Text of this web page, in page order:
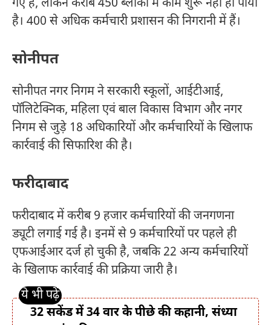
गए हैं, लेकिन करीब 450 ब्लॉकों में काम शुरू नहीं हो पाया
है। 400 से अधिक कर्मचारी प्रशासन की निगरानी में हैं।
सोनीपत
सोनीपत नगर निगम ने सरकारी स्कूलों, आईटीआई,
पॉलिटेक्निक, महिला एवं बाल विकास विभाग और नगर
निगम से जुड़े 18 अधिकारियों और कर्मचारियों के खिलाफ
कार्रवाई की सिफारिश की है।
फरीदाबाद
फरीदाबाद में करीब 9 हजार कर्मचारियों की जनगणना
ड्यूटी लगाई गई है। इनमें से 9 कर्मचारियों पर पहले ही
एफआईआर दर्ज हो चुकी है, जबकि 22 अन्य कर्मचारियों
के खिलाफ कार्रवाई की प्रक्रिया जारी है।
32 सकेंड में 34 वार के पीछे की कहानी, संध्या